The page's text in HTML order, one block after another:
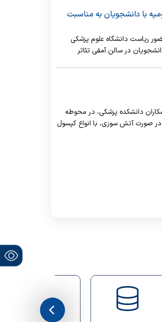
با دانشجویان به مناسبت
با حضور ریاست دانشگاه علوم پزشکی
در سالن آمفی تئاتر
دانشکده پزشکی، در محوطه
صورت آتش سوزی، با انواع کپسول